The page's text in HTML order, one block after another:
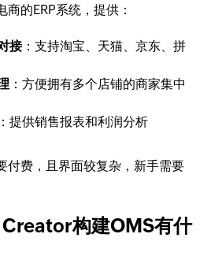
的ERP系统，提供：
接：支持淘宝、天猫、京东、拼
：方便拥有多个店铺的商家集中
提供销售报表和利润分析
付费，且界面较复杂，新手需要
构建OMS有什